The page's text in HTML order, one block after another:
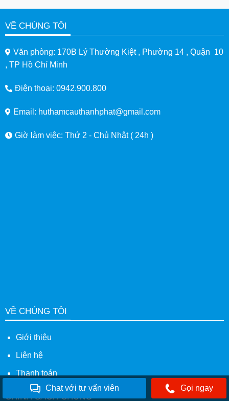
VỀ CHÚNG TÔI
Văn phòng: 170B Lý Thường Kiệt , Phường 14 , Quận 10
, TP Hồ Chí Minh
Điện thoại: 0942.900.800
Email: huthamcauthanhphat@gmail.com
Giờ làm việc: Thứ 2 - Chủ Nhật ( 24h )
VỀ CHÚNG TÔI
Giới thiệu
Liên hệ
Thanh toán
CHÍNH SÁCH CHUNG
Chat với tư vấn viên Gọi ngay